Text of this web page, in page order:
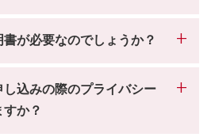
が必要なのでしょうか？
し込みの際のプライバシー
か？